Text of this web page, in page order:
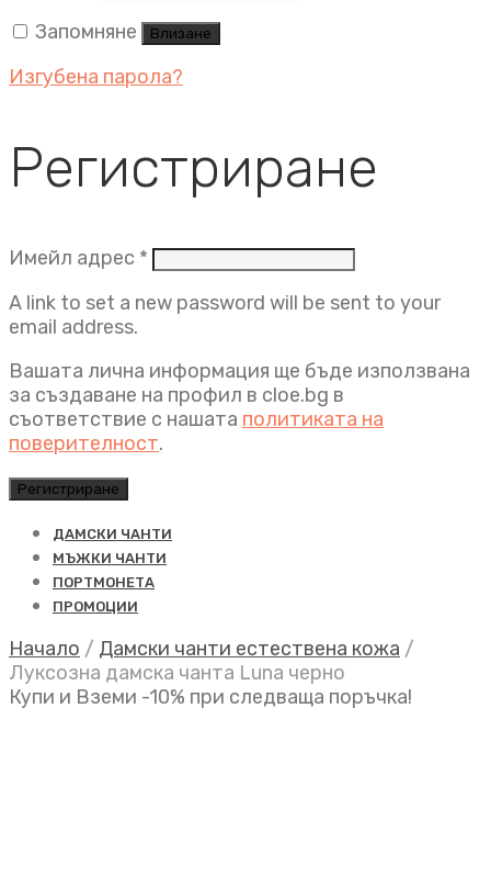
Запомняне
Влизане
Изгубена парола?
Регистриране
Имейл адрес * Задължително
A link to set a new password will be sent to your
email address.
Вашата лична информация ще бъде използвана
за създаване на профил в cloe.bg в
съответствие с нашата политиката на
поверителност.
Регистриране
ДАМСКИ ЧАНТИ
МЪЖКИ ЧАНТИ
ПОРТМОНЕТА
ПРОМОЦИИ
Начало / Дамски чанти естествена кожа /
Луксозна дамска чанта Luna черно
Купи и Вземи -10% при следваща поръчка!